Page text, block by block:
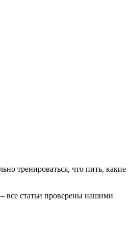
тренироваться, что пить, какие
все статьи проверены нашими